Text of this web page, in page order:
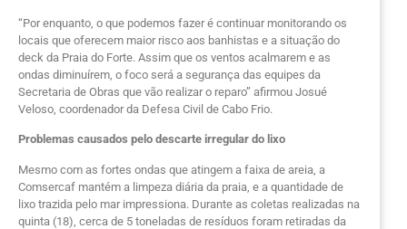
“Por enquanto, o que podemos fazer é continuar monitorando os
locais que oferecem maior risco aos banhistas e a situação do
deck da Praia do Forte. Assim que os ventos acalmarem e as
ondas diminuírem, o foco será a segurança das equipes da
Secretaria de Obras que vão realizar o reparo” afirmou Josué
Veloso, coordenador da Defesa Civil de Cabo Frio.
Problemas causados pelo descarte irregular do lixo
Mesmo com as fortes ondas que atingem a faixa de areia, a
Comsercaf mantém a limpeza diária da praia, e a quantidade de
lixo trazida pelo mar impressiona. Durante as coletas realizadas na
quinta (18), cerca de 5 toneladas de resíduos foram retiradas da